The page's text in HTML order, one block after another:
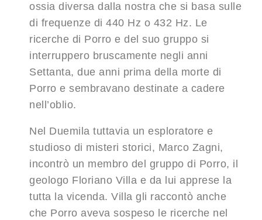
ossia diversa dalla nostra che si basa sulle
di frequenze di 440 Hz o 432 Hz. Le
ricerche di Porro e del suo gruppo si
interruppero bruscamente negli anni
Settanta, due anni prima della morte di
Porro e sembravano destinate a cadere
nell’oblio.
Nel Duemila tuttavia un esploratore e
studioso di misteri storici, Marco Zagni,
incontrò un membro del gruppo di Porro, il
geologo Floriano Villa e da lui apprese la
tutta la vicenda. Villa gli raccontò anche
che Porro aveva sospeso le ricerche nel